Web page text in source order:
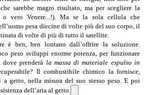
sarebbe magro risultato, ma per scegliere la
o vero Venere...!). Ma se la sola cellula che
pesa diecine di volte più del suo corpo, il
di volte di più di tutto il satellite.
è ben, ben lontano dall’offrire la soluzione.
peso sviluppi enorme potenza, per funzionare
prenderà la massa di materiale espulso in
Il combustibile chimico la fornisce,
a getto, nella misura del suo stesso peso. E poi
dell’aria al getto.